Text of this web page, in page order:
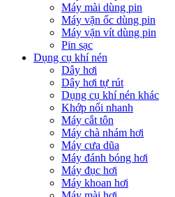
Máy mài dùng pin
Máy vặn ốc dùng pin
Máy vặn vít dùng pin
Pin sạc
Dụng cụ khí nén
Dây hơi
Dây hơi tự rút
Dụng cụ khí nén khác
Khớp nối nhanh
Máy cắt tôn
Máy chà nhám hơi
Máy cưa dũa
Máy đánh bóng hơi
Máy đục hơi
Máy khoan hơi